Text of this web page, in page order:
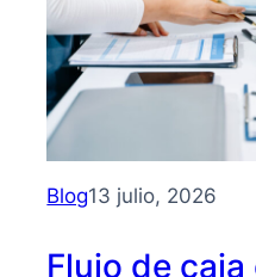
PYME
sin
depender
Blog13 julio, 2026
Flujo de